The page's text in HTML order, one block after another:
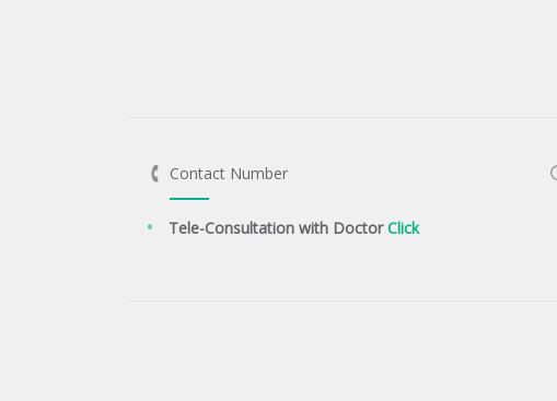
Contact Number
Tele-Consultation with DoctorClick